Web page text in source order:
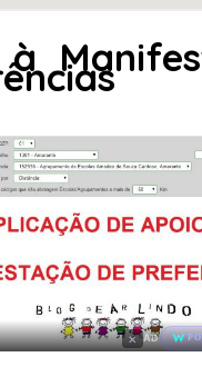
à
× AD